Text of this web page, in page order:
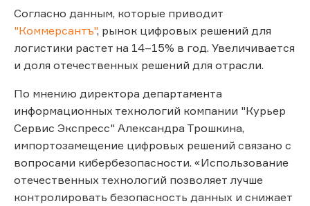
Согласно данным, которые приводит
"Коммерсантъ", рынок цифровых решений для
логистики растет на 14–15% в год. Увеличивается
и доля отечественных решений для отрасли.
По мнению директора департамента
информационных технологий компании "Курьер
Сервис Экспресс" Александра Трошкина,
импортозамещение цифровых решений связано с
вопросами кибербезопасности. «Использование
отечественных технологий позволяет лучше
контролировать безопасность данных и снижает